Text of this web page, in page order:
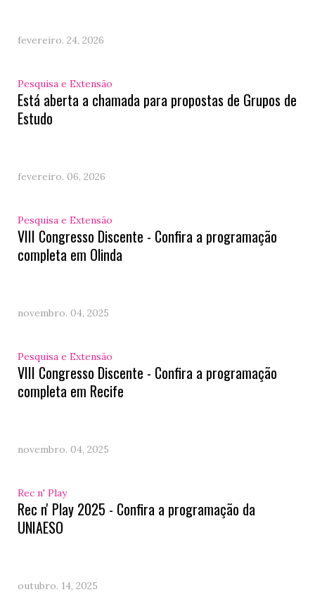
fevereiro. 24, 2026
Pesquisa e Extensão
Está aberta a chamada para propostas de Grupos de
Estudo
fevereiro. 06, 2026
Pesquisa e Extensão
VIII Congresso Discente - Confira a programação
completa em Olinda
novembro. 04, 2025
Pesquisa e Extensão
VIII Congresso Discente - Confira a programação
completa em Recife
novembro. 04, 2025
Rec n' Play
Rec n' Play 2025 - Confira a programação da
UNIAESO
outubro. 14, 2025